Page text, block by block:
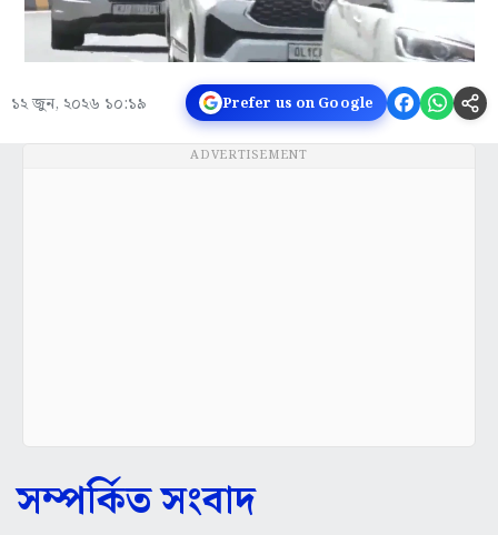
১২ জুন, ২০২৬ ১০:১৯ Prefer us on Google
ADVERTISEMENT
সম্পর্কিত সংবাদ